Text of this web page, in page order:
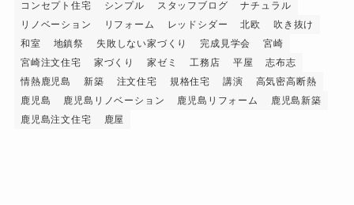
コンセプト住宅
シンプル スタッフブログ
ナチュラル
リノベーション
リフォーム レッドシダー 北欧
吹き抜け
和室
地鎮祭 失敗しない家づくり 完成見学会
宮崎
宮崎注文住宅
家づくり 家ゼミ 工務店 平屋
志布志
情熱鹿児島
新築 注文住宅 規格住宅 講演
高気密高断熱
鹿児島
鹿児島リノベーション 鹿児島リフォーム
鹿児島新築
鹿児島注文住宅
鹿屋